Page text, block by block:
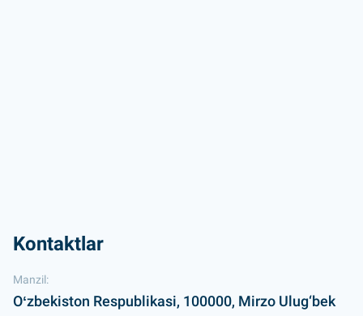
Kontaktlar
Manzil:
Oʻzbekiston Respublikasi, 100000, Mirzo Ulug‘bek